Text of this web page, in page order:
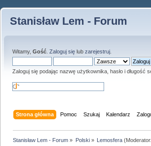
Stanisław Lem - Forum
Witamy, Gość Zaloguj się lub zarejestruj
Zaloguj się podając nazwę użytkownika, hasło i długość
Strona główna Pomoc Szukaj Kalendarz
Stanisław Lem - Forum » Polski» Lemosfera